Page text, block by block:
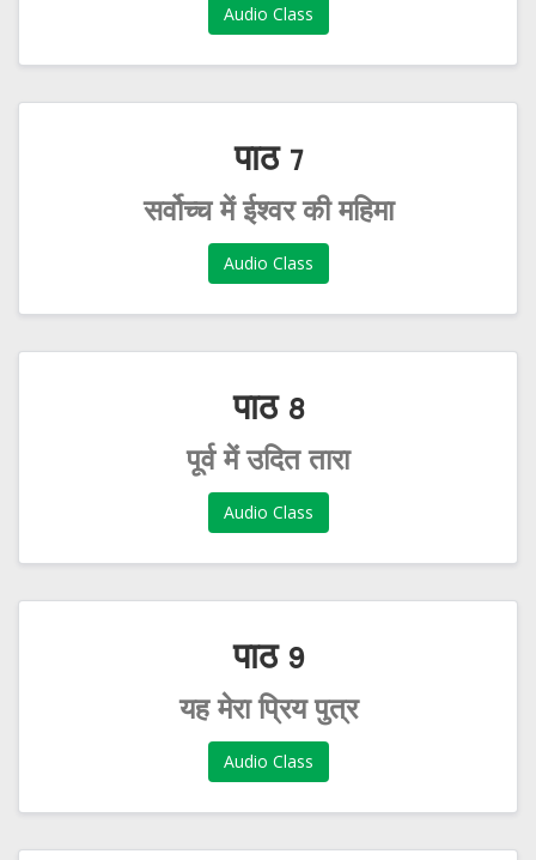
Audio Class
पाठ 7
सर्वोच्च में ईश्वर की महिमा
Audio Class
पाठ 8
पूर्व में उदित तारा
Audio Class
पाठ 9
यह मेरा प्रिय पुत्र
Audio Class